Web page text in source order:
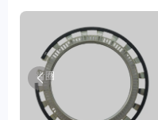
齿圈